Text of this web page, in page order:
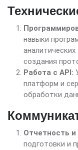
навыки
создания
Работа с API:
платформ и
обработки
Отчетность
подготовки и